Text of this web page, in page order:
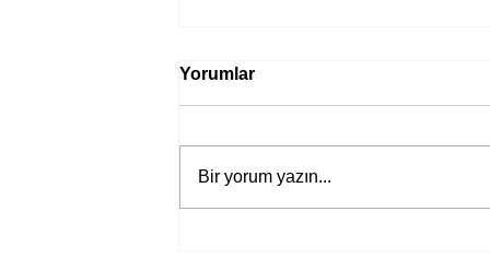
Yorumlar
Bir yorum yazın...